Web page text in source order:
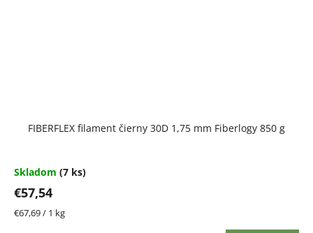
FIBERFLEX filament čierny 30D 1,75 mm Fiberlogy 850 g
Skladom (7 ks)
€57,54
Jednotková
€67,69 / 1 kg